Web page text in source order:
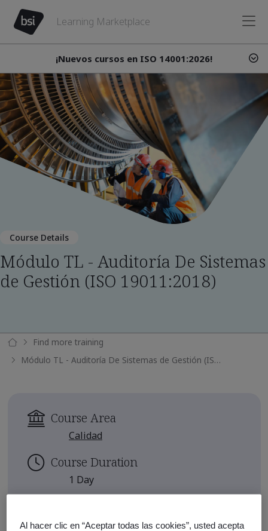
Learning Marketplace
¡Nuevos cursos en ISO 14001:2026!
Course Details
Módulo TL - Auditoría De Sistemas
de Gestión (ISO 19011:2018)
Find more training
Módulo TL - Auditoría De Sistemas de Gestión (ISO 19011:2018)
Course Area
Calidad
Course Duration
1 Day
0.8
Al hacer clic en “Aceptar todas las cookies”, usted acepta